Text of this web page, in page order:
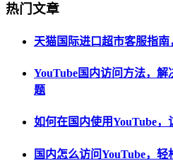
热门文章
天猫国际进口超市客服指
YouTube国内访问方法，解
题
如何在国内使用YouTube，
国内怎么访问YouTube，